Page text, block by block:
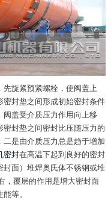
旋紧预紧螺栓，使阀盖上
密封垫之间形成初始密封条件
盖受介质压力作用向上移
封垫之间密封比压随压力的
是由介质压力总是趋于增加
密封在高温下起到良好的密封
面）堆焊奥氏体不锈钢或堆
，覆层的作用是增大密封面
等。